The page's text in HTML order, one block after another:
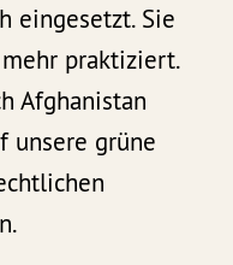
eingesetzt. Sie
praktiziert.
Afghanistan
unsere grüne